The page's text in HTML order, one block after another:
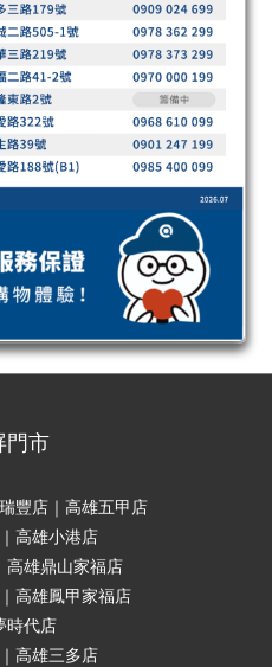
門市
豐店｜高雄五甲店
高雄小港店
高雄鼎山家福店
高雄鳳甲家福店
時代店
高雄三多店